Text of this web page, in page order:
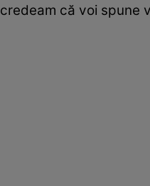
credeam că voi spune